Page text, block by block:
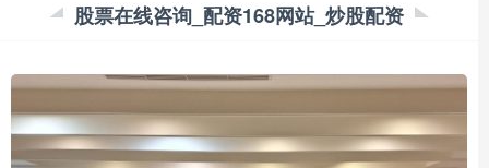
股票在线咨询_配资168网站_炒股配资